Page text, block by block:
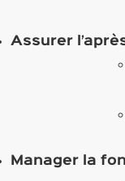
Assurer
Manager la